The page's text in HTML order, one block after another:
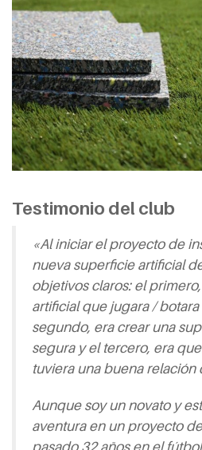
Testimonio del club
«Al iniciar el proyecto de
nueva superficie artificial
objetivos claros: el
artificial que jugara /
segundo, era crear una
segura y el tercero, era
tuviera una buena relación
Aunque soy un novato y
aventura en un proyecto
pasado 32 años en el